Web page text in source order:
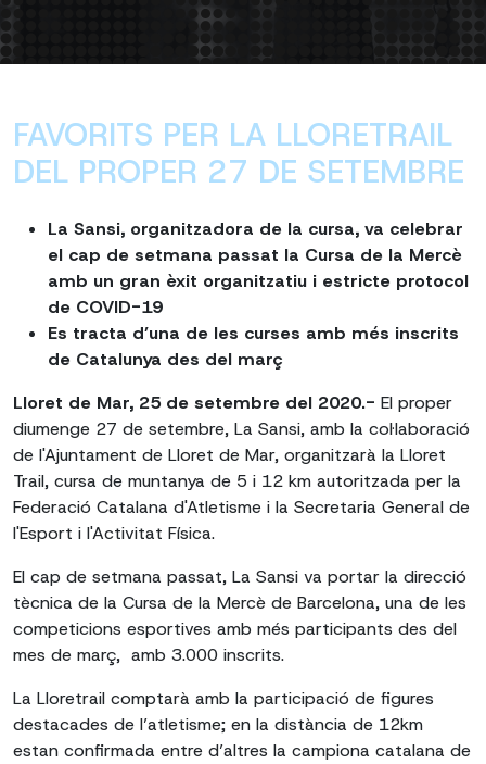
FAVORITS PER LA LLORETRAIL
DEL PROPER 27 DE SETEMBRE
La Sansi, organitzadora de la cursa, va celebrar
el cap de setmana passat la Cursa de la Mercè
amb un gran èxit organitzatiu i estricte protocol
de COVID-19
Es tracta d’una de les curses amb més inscrits
de Catalunya des del març
Lloret de Mar, 25 de setembre del 2020.- El proper
diumenge 27 de setembre, La Sansi, amb la col·laboració
de l'Ajuntament de Lloret de Mar, organitzarà la Lloret
Trail, cursa de muntanya de 5 i 12 km autoritzada per la
Federació Catalana d'Atletisme i la Secretaria General de
l'Esport i l'Activitat Física.
El cap de setmana passat, La Sansi va portar la direcció
tècnica de la Cursa de la Mercè de Barcelona, ​​una de les
competicions esportives amb més participants des del
mes de març, amb 3.000 inscrits.
La Lloretrail comptarà amb la participació de figures
destacades de l’atletisme; en la distància de 12km
estan confirmada entre d’altres la campiona catalana de